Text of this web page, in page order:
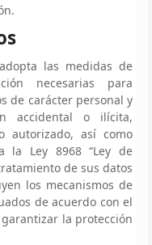
las medidas de
necesarias para
de carácter personal y
accidental o ilícita,
autorizado, así como
la Ley 8968 “Ley de
de sus datos
los mecanismos de
de acuerdo con el
la protección